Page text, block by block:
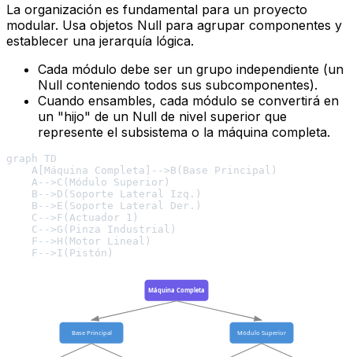
La organización es fundamental para un proyecto
modular. Usa objetos Null para agrupar componentes y
establecer una jerarquía lógica.
Cada módulo debe ser un grupo independiente (un
Null conteniendo todos sus subcomponentes).
Cuando ensambles, cada módulo se convertirá en
un "hijo" de un Null de nivel superior que
represente el subsistema o la máquina completa.
graph TD
    A[Máquina Completa]-->B(Base Principal)
    A-->C(Módulo Superior)
    B-->D(Soporte Lateral Izq.)
    B-->E(Soporte Lateral Der.)
    C-->F(Actuador 1)
    C-->G(Pinza Industrial)
    F-->H(Motor Lineal)
Máquina Completa
Base Principal Módulo Superior